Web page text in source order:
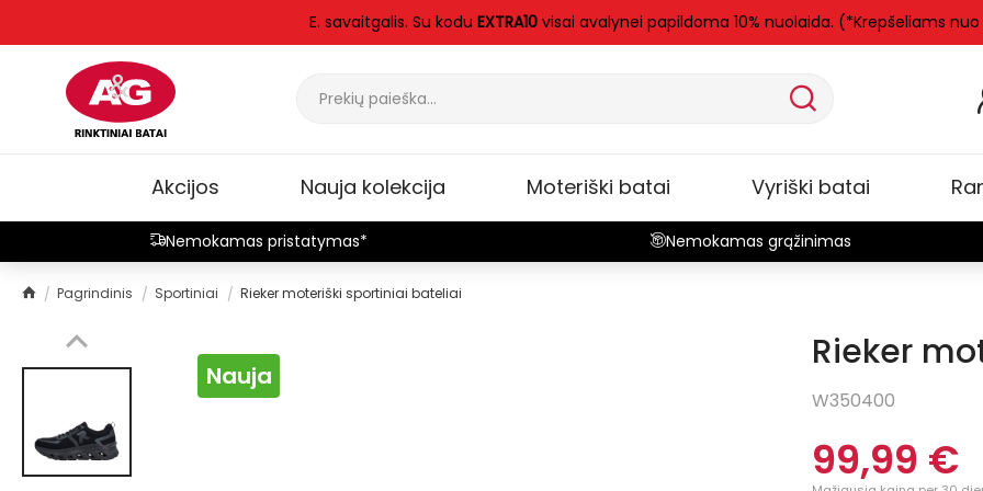
E. savaitgalis. Su kodu EXTRA10 visai avalynei papildoma 10% nuolaida. (*Krepšeliams nuo
Akcijos Nauja kolekcija Moteriški batai Vyriški batai
Nemokamas pristatymas* Nemokamas grąžinimas
Pagrindinis Sportiniai Rieker moteriški sportiniai bateliai
Nauja
Rieker
W350400
99,99 €